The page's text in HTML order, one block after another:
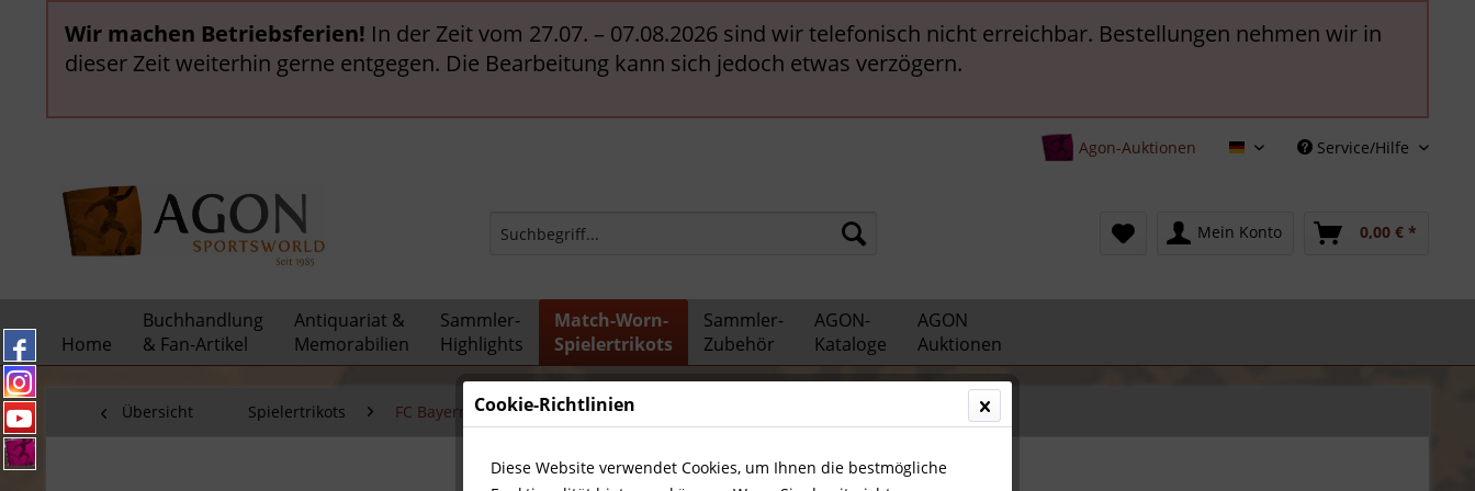
Wir machen Betriebsferien! In der Zeit vom 27.07. – 07.08.2026 sind wir telefonisch nicht erreichbar. Bestellungen nehmen wir in
dieser Zeit weiterhin gerne entgegen. Die Bearbeitung kann sich jedoch etwas verzögern.
Agon-Auktionen Deutsch Service/Hilfe
Mein Konto 0,00 € *
Home
Buchhandlung
& Fan-Artikel
Antiquariat &
Memorabilien
Sammler-
Highlights
Match-Worn-
Spielertrikots
Sammler-
Zubehör
AGON-
Kataloge
AGON
Auktionen
Übersicht Spielertrikots FC Bayern MünchenCookie-Richtlinien
Diese Website verwendet Cookies, um Ihnen die bestmögliche